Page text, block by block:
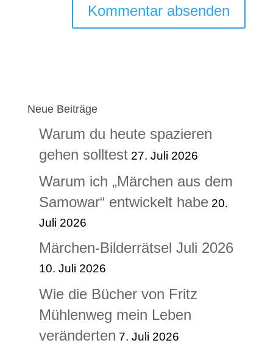
Neue Beiträge
Warum du heute spazieren
gehen solltest 27. Juli 2026
Warum ich „Märchen aus dem
Samowar“ entwickelt habe 20.
Juli 2026
Märchen-Bilderrätsel Juli 2026
10. Juli 2026
Wie die Bücher von Fritz
Mühlenweg mein Leben
veränderten 7. Juli 2026